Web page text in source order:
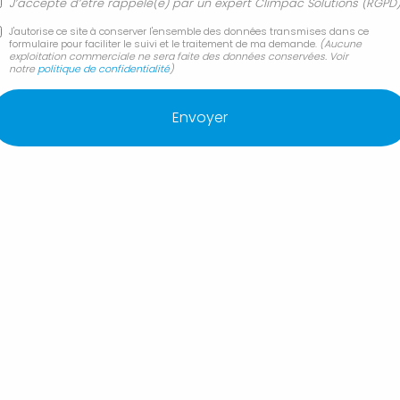
21 juin 2004 pour la confiance dans l'économie numérique, il est précisé
utilisateurs du site l'identité des différents intervenants
suivante
le N° de SIREN
: 520781618
DAVID
: OVH 140 Quai du Sartel - 59100 Roubaix -
16 chemin du Tronchon, 69570 Dardilly
sites Internet sur mesure et améliore votre
J’accepte d’être rappelé(e) par un expert Climpac Solutions (RGPD)
J'autorise ce site à conserver l'ensemble des données transmises dans ce
formulaire pour faciliter le suivi et le traitement de ma demande. (Aucune
exploitation commerciale ne sera faite des données conservées. Voir
notre politique de confidentialité)